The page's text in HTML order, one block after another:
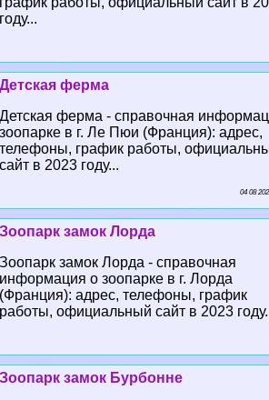
году...
Детская ферма
Детская ферма - справочная
зоопарке в г. Ле Пюи (Франция): адрес,
телефоны, график работы,
сайт в 2023 году...
04 08
Зоопарк замок Лорда
Зоопарк замок Лорда - справочная
информация о зоопарке в г. Лорда
(Франция): адрес, телефоны, график
работы, официальный сайт в 2023
Зоопарк замок Бурбонне